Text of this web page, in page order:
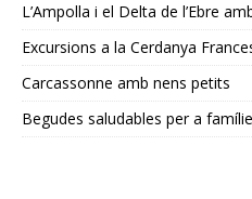
L’Ampolla i el Delta de l’Ebre
Excursions a la Cerdanya
Carcassonne amb nens petits
Begudes saludables per a